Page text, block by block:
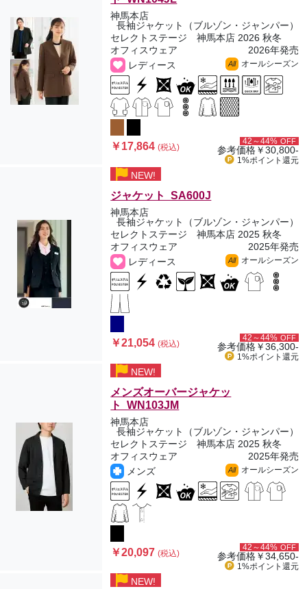
神馬本店
長袖ジャケット（ブルゾン・ジャンパー）
セレクトステージ 神馬本店 2026 秋冬
オフィスウェア
2026年発売
レディース
All オールシーズン
￥17,864(税込)
42～44% OFF
参考価格￥30,800-
1%ポイント 還元
NEW!
ジャケット SA600J
神馬本店
長袖ジャケット（ブルゾン・ジャンパー）
セレクトステージ 神馬本店 2025 秋冬
オフィスウェア
2025年発売
レディース
All オールシーズン
￥21,054(税込)
42～44% OFF
参考価格￥36,300-
1%ポイント 還元
NEW!
メンズオーバージャケッ
ト WN103JM
神馬本店
長袖ジャケット（ブルゾン・ジャンパー）
セレクトステージ 神馬本店 2025 秋冬
オフィスウェア
2025年発売
メンズ
All オールシーズン
￥20,097(税込)
42～44% OFF
参考価格￥34,650-
1%ポイント 還元
NEW!